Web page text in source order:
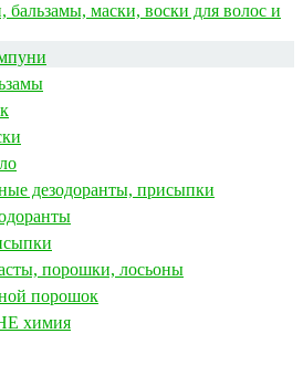
маски, воски для волос и
дезодоранты, присыпки
порошки, лосьоны
порошок
химия